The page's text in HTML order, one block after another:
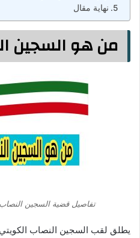
نهاية مقال
من هو السجين
تفاصيل قضية السجين النصاب
يطلق لقب السجين النصاب